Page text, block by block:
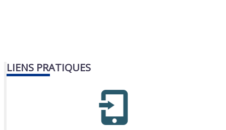
LIENS PRATIQUES